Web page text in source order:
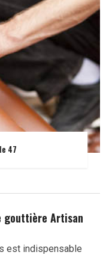
47
gouttière Artisan
est indispensable